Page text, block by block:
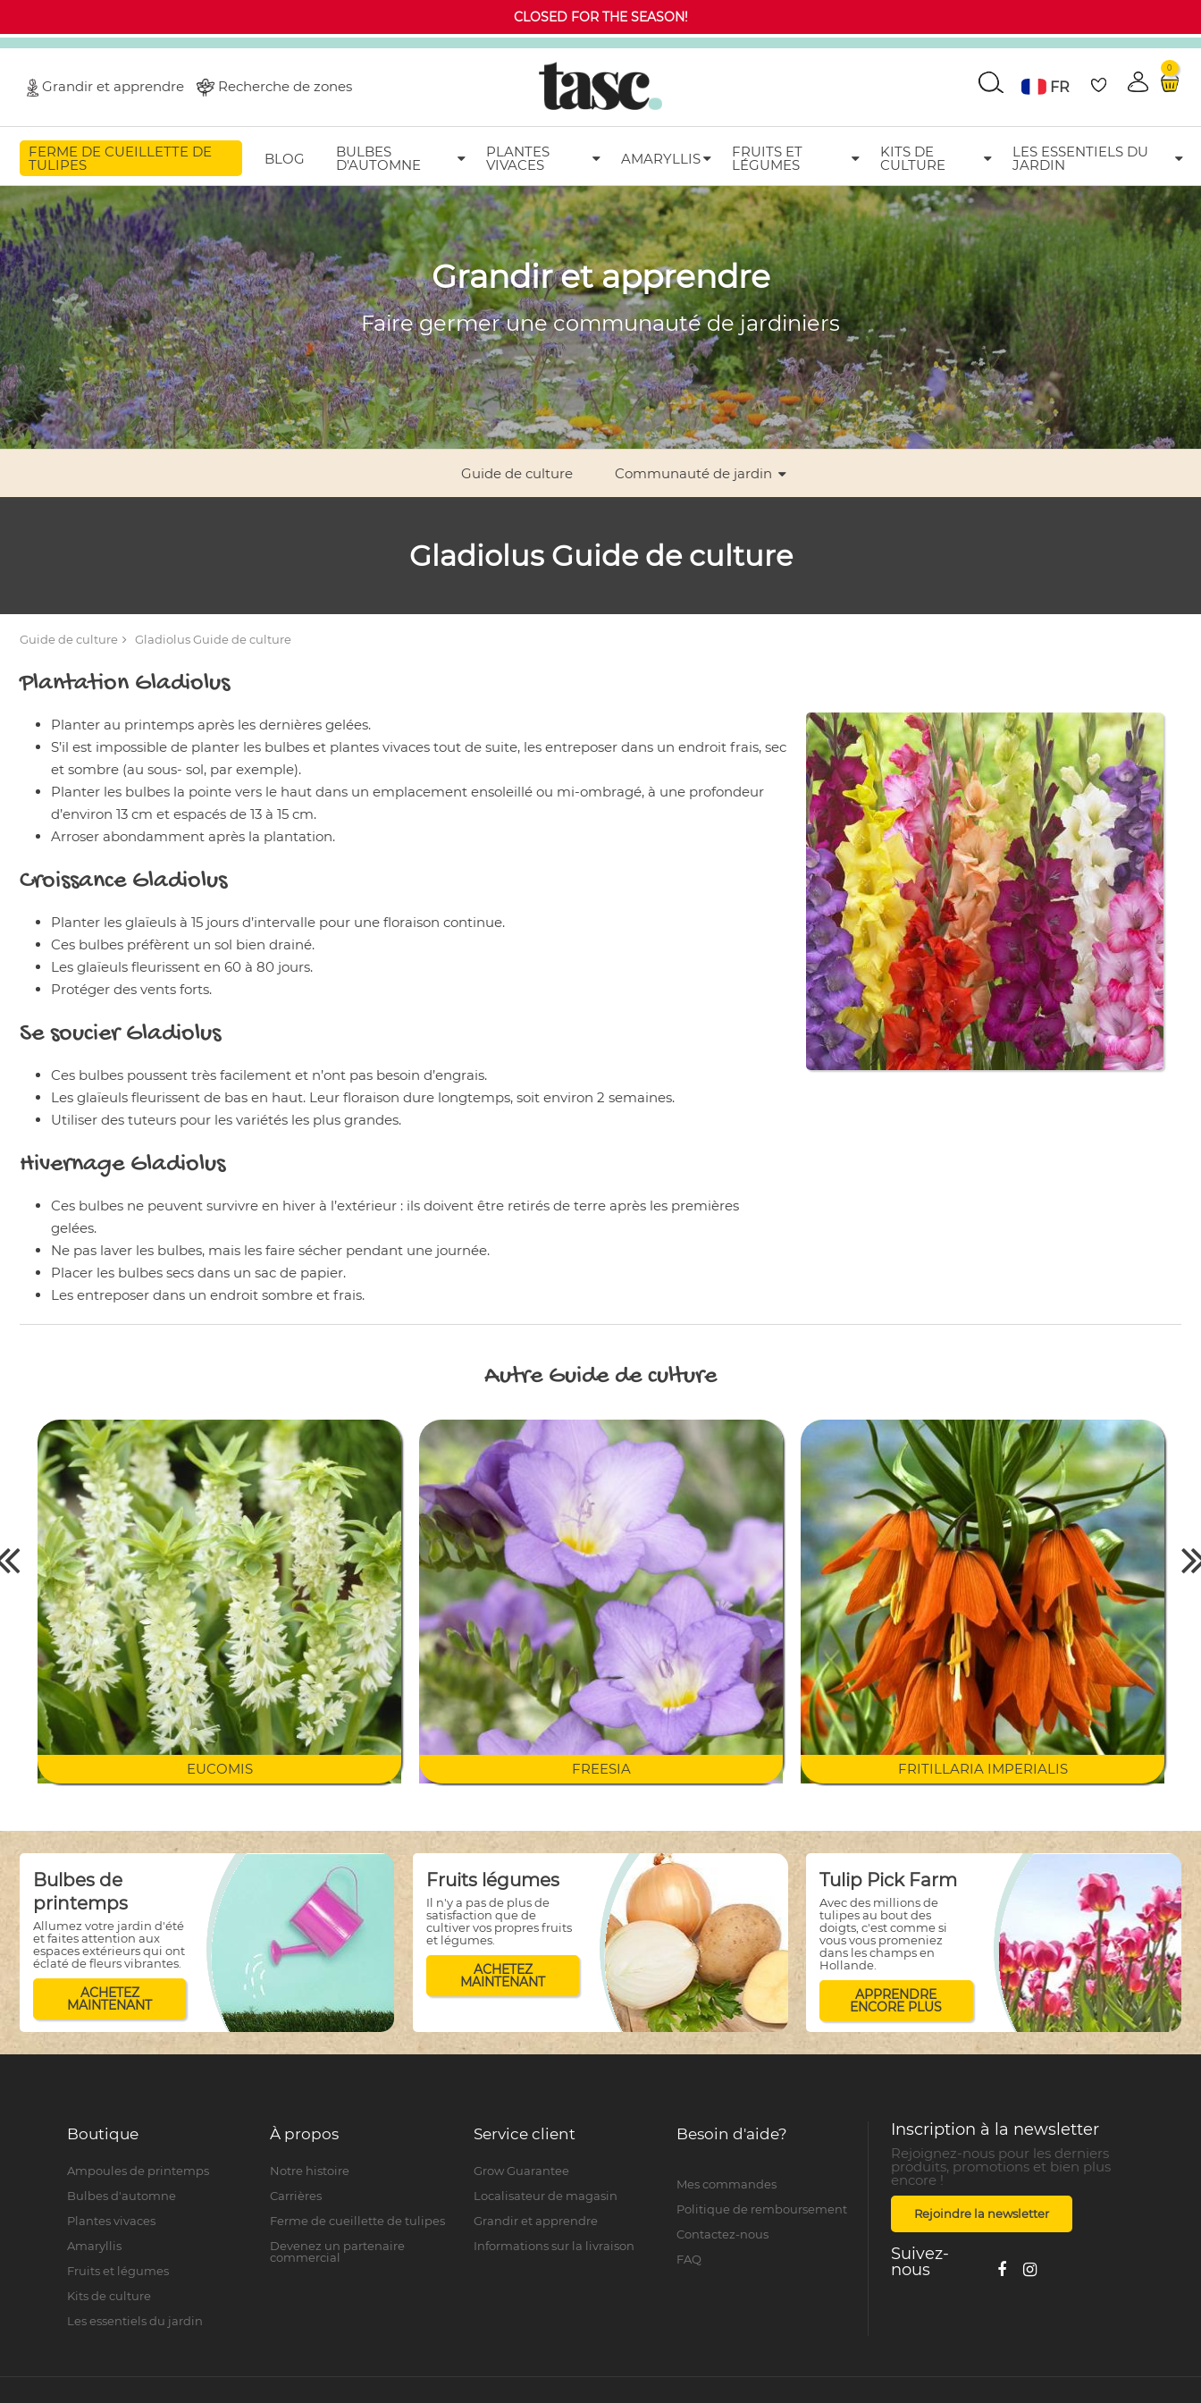
CLOSED FOR THE SEASON!
Grandir et apprendre Recherche de zones Go FR
0
FERME DE CUEILLETTE DE
TULIPES BLOG BULBES
D'AUTOMNE
PLANTES
VIVACES AMARYLLIS FRUITS ET
LÉGUMES
KITS DE
CULTURE
LES ESSENTIELS DU
JARDIN
Grandir et apprendre
Faire germer une communauté de jardiniers
Guide de culture Communauté de jardin
Gladiolus Guide de culture
Guide de culture GladiolusGuide de culture
Plantation Gladiolus
Planter au printemps après les dernières gelées.
S’il est impossible de planter les bulbes et plantes vivaces tout de suite, les entreposer dans un endroit frais, sec
et sombre (au sous- sol, par exemple).
Planter les bulbes la pointe vers le haut dans un emplacement ensoleillé ou mi-ombragé, à une profondeur
d’environ 13 cm et espacés de 13 à 15 cm.
Arroser abondamment après la plantation.
CroissanceGladiolus
Planter les glaïeuls à 15 jours d’intervalle pour une floraison continue.
Ces bulbes préfèrent un sol bien drainé.
Les glaïeuls fleurissent en 60 à 80 jours.
Protéger des vents forts.
Se soucierGladiolus
Ces bulbes poussent très facilement et n’ont pas besoin d’engrais.
Les glaïeuls fleurissent de bas en haut. Leur floraison dure longtemps, soit environ 2 semaines.
Utiliser des tuteurs pour les variétés les plus grandes.
HivernageGladiolus
Ces bulbes ne peuvent survivre en hiver à l’extérieur : ils doivent être retirés de terre après les premières
gelées.
Ne pas laver les bulbes, mais les faire sécher pendant une journée.
Placer les bulbes secs dans un sac de papier.
Les entreposer dans un endroit sombre et frais.
Autre Guide de culture
EUCOMIS FREESIA FRITILLARIA IMPERIALIS
Bulbes de
printemps
Allumez votre jardin d'été
et faites attention aux
espaces extérieurs qui ont
éclaté de fleurs vibrantes.
ACHETEZ
MAINTENANT
Fruits légumes
Il n'y a pas de plus de
satisfaction que de
cultiver vos propres fruits
et légumes.
ACHETEZ
MAINTENANT
Tulip Pick Farm
Avec des millions de
tulipes au bout des
doigts, c'est comme si
vous vous promeniez
dans les champs en
Hollande.
APPRENDRE
ENCORE PLUS
Boutique
Ampoules de printemps
Bulbes d'automne
Plantes vivaces
Amaryllis
Fruits et légumes
Kits de culture
Les essentiels du jardin
À propos
Notre histoire
Carrières
Ferme de cueillette de tulipes
Devenez un partenaire
commercial
Service client
Grow Guarantee
Localisateur de magasin
Grandir et apprendre
Informations sur la livraison
Besoin d'aide?
Mes commandes
Politique de remboursement
Contactez-nous
FAQ
Inscription à la newsletter
Rejoignez-nous pour les derniers
produits, promotions et bien plus
encore !
Rejoindre la newsletter
Suivez-
nous